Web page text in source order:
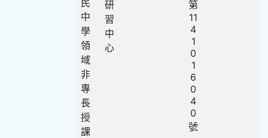
中
學
領
域
非
專
長
授
課
研
習
中
心
第
11
4
1
0
1
6
0
4
0
號